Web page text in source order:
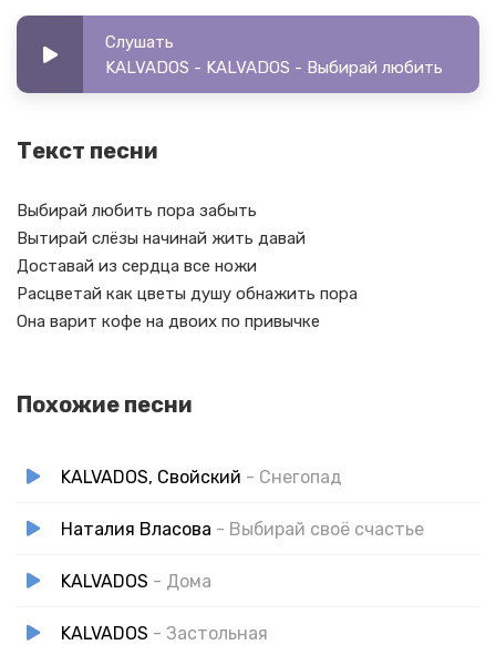
Слушать
KALVADOS - KALVADOS - Выбирай любить
Текст песни
Выбирай любить пора забыть
Вытирай слёзы начинай жить давай
Доставай из сердца все ножи
Расцветай как цветы душу обнажить пора
Она варит кофе на двоих по привычке
Похожие песни
KALVADOS, Свойский - Снегопад
Наталия Власова - Выбирай своё счастье
KALVADOS - Дома
KALVADOS - Застольная